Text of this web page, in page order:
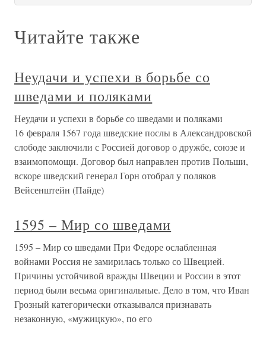
Читайте также
Неудачи и успехи в борьбе со
шведами и поляками
Неудачи и успехи в борьбе со шведами и поляками
16 февраля 1567 года шведские послы в Александровской
слободе заключили с Россией договор о дружбе, союзе и
взаимопомощи. Договор был направлен против Польши,
вскоре шведский генерал Горн отобрал у поляков
Вейсенштейн (Пайде)
1595 – Мир со шведами
1595 – Мир со шведами При Федоре ослабленная
войнами Россия не замирилась только со Швецией.
Причины устойчивой вражды Швеции и России в этот
период были весьма оригинальные. Дело в том, что Иван
Грозный категорически отказывался признавать
незаконную, «мужицкую», по его